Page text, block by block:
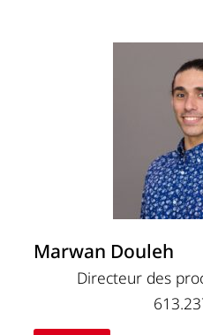
Marwan Douleh
Directeur des